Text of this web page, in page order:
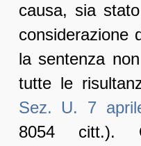
causa, sia
considerazione
la sentenza
tutte le
Sez. U. 7
8054 citt.).